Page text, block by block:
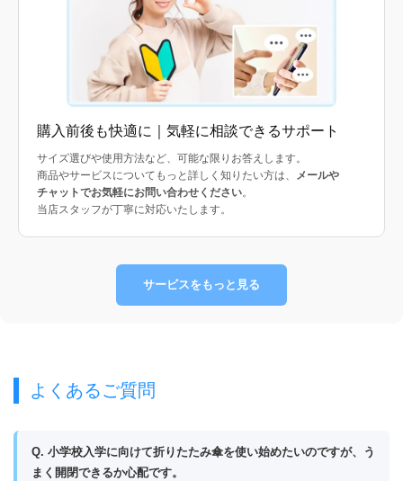
購入前後も快適に｜気軽に相談できるサポート
サイズ選びや使用方法など、可能な限りお答えします。
商品やサービスについてもっと詳しく知りたい方は、 メールや
チャットでお気軽にお問い合わせください。
当店スタッフが丁寧に対応いたします。
サービスをもっと見る
よくあるご質問
Q. 小学校入学に向けて折りたたみ傘を使い始めたいのですが、う
まく開閉できるか心配です。